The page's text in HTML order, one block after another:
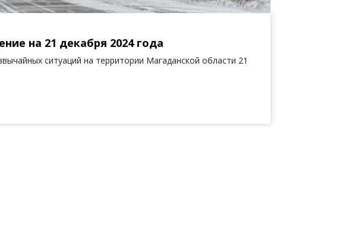
на 21 декабря 2024 года
ситуаций на территории Магаданской области 21